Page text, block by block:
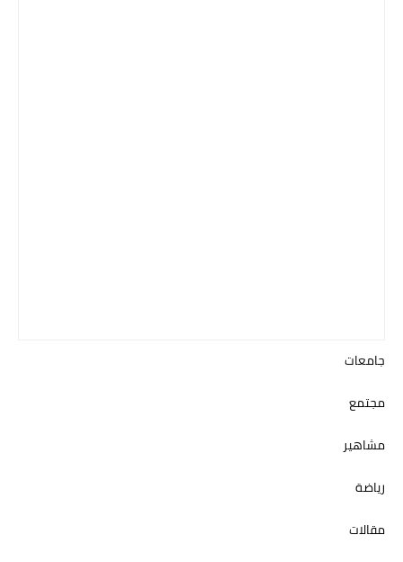
جامعات
مجتمع
مشاهير
رياضة
مقالات